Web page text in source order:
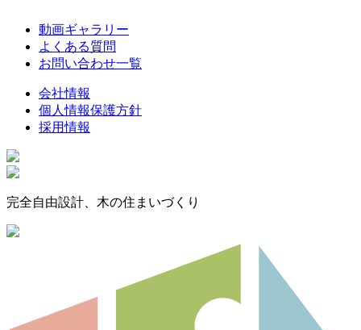
動画ギャラリー
よくある質問
お問い合わせ一覧
会社情報
個人情報保護方針
採用情報
完全自由設計、木の住まいづくり